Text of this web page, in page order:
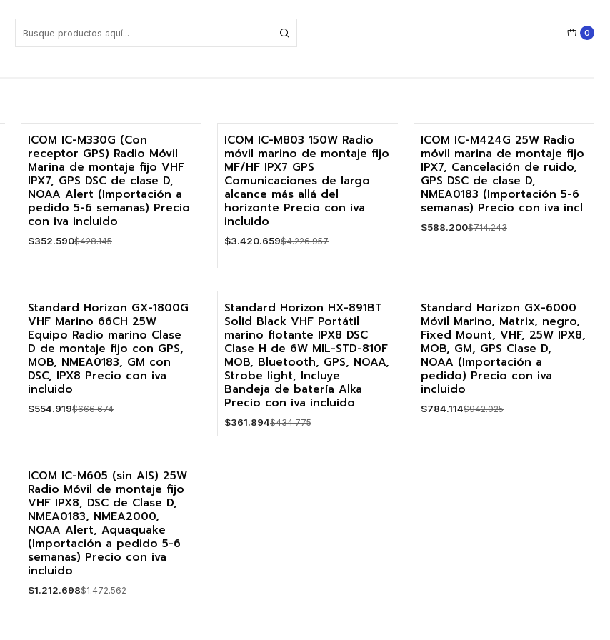
0
-18%
Agotado
ICOM IC-M330G (Con
receptor GPS) Radio Móvil
Marina de montaje fijo VHF
IPX7, GPS DSC de clase D,
NOAA Alert (Importación a
pedido 5-6 semanas) Precio
con iva incluido
$352.590$428.145
VER DETALLES
-19%
ICOM IC-M803 150W Radio
móvil marino de montaje fijo
MF/HF IPX7 GPS
Comunicaciones de largo
alcance más allá del
horizonte Precio con iva
incluido
$3.420.659$4.226.957
-18%
Agotado
ICOM IC-M424G 25W Radio
móvil marina de montaje fijo
IPX7, Cancelación de ruido,
GPS DSC de clase D,
NMEA0183 (Importación 5-6
semanas) Precio con iva incl
$588.200$714.243
VER DETALLES
-17%
Standard Horizon GX-1800G
VHF Marino 66CH 25W
Equipo Radio marino Clase
D de montaje fijo con GPS,
MOB, NMEA0183, GM con
DSC, IPX8 Precio con iva
incluido
$554.919$666.674
-17%
Standard Horizon HX-891BT
Solid Black VHF Portátil
marino flotante IPX8 DSC
Clase H de 6W MIL-STD-810F
MOB, Bluetooth, GPS, NOAA,
Strobe light, Incluye
Bandeja de batería Alka
Precio con iva incluido
$361.894$434.775
-17%
Agotado
Standard Horizon GX-6000
Móvil Marino, Matrix, negro,
Fixed Mount, VHF, 25W IPX8,
MOB, GM, GPS Clase D,
NOAA (Importación a
pedido) Precio con iva
incluido
$784.114$942.025
-18%
Agotado
ICOM IC-M605 (sin AIS) 25W
Radio Móvil de montaje fijo
VHF IPX8, DSC de Clase D,
NMEA0183, NMEA2000,
NOAA Alert, Aquaquake
(Importación a pedido 5-6
semanas) Precio con iva
incluido
$1.212.698$1.472.562